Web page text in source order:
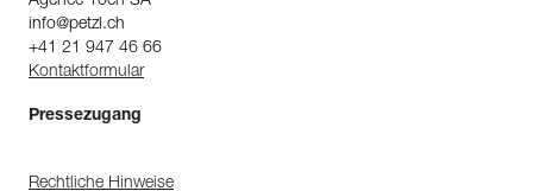
info@petzl.ch
+41 21 947 46 66
Kontaktformular
Pressezugang
Rechtliche Hinweise